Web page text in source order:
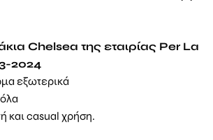
Chelsea της εταιρίας Per La
2024
εξωτερικά
και casual χρήση.